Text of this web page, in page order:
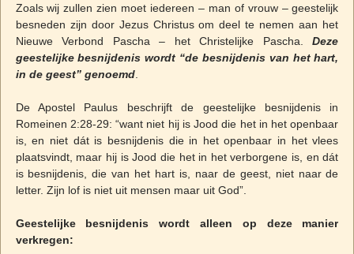
Zoals wij zullen zien moet iedereen – man of vrouw – geestelijk
besneden zijn door Jezus Christus om deel te nemen aan het
Nieuwe Verbond Pascha – het Christelijke Pascha.Deze
geestelijke besnijdenis wordt “de besnijdenis van het hart,
in de geest” genoemd.
De Apostel Paulus beschrijft de geestelijke besnijdenis in
Romeinen 2:28-29: “want niet hij is Jood die het in het openbaar
is, en niet dát is besnijdenis die in het openbaar in het vlees
plaatsvindt, maar hij is Jood die het in het verborgene is, en dát
is besnijdenis, die van het hart is, naar de geest, niet naar de
letter. Zijn lof is niet uit mensen maar uit God”.
Geestelijke besnijdenis wordt alleen op deze manier
verkregen: